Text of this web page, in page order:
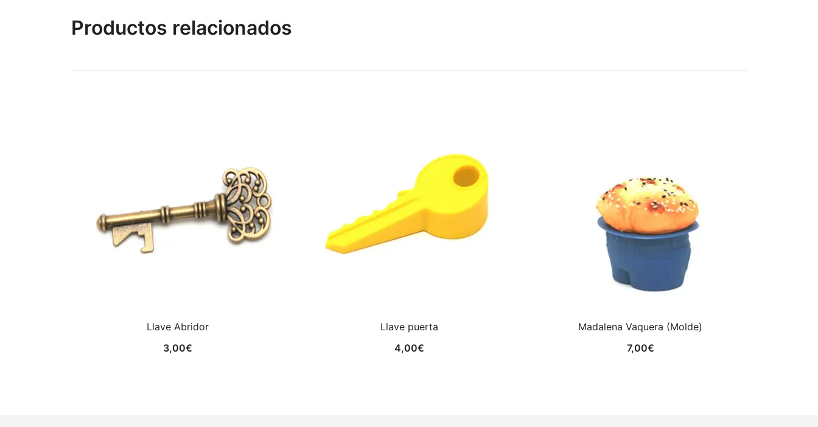
Productos relacionados
Llave Abridor
3,00€
Llave puerta
4,00€
Madalena Vaquera (Molde)
7,00€